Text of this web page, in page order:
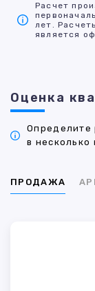
Расчет
лет.
является
Оценка
Определите
в несколько
ПРОДАЖА